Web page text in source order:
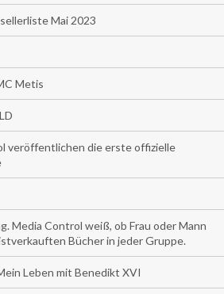
Mai 2023
Metis
veröffentlichen die erste offizielle
Media Control weiß, ob Frau oder Mann
Bücher in jeder Gruppe.
Leben mit Benedikt XVI